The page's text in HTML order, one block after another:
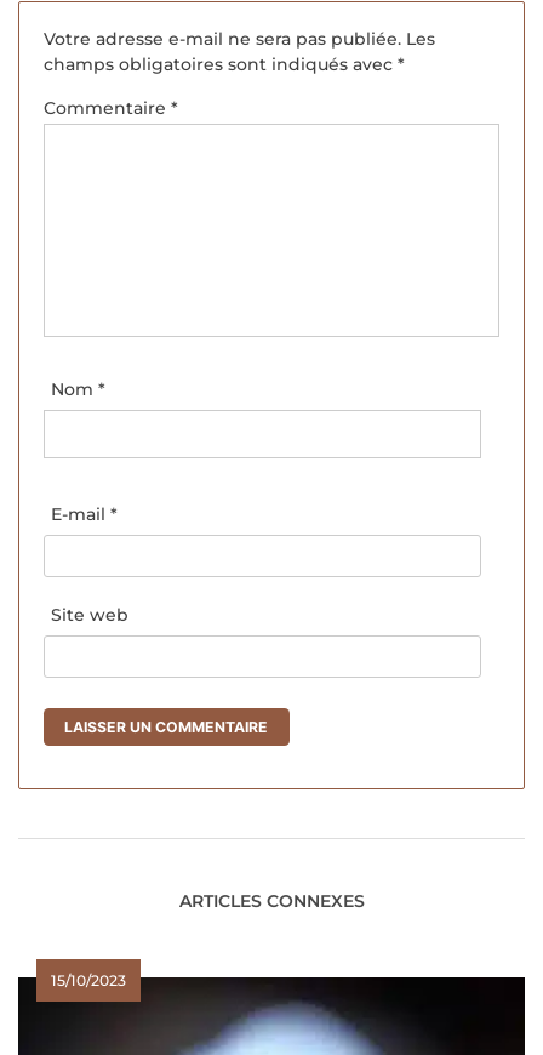
Votre adresse e-mail ne sera pas publiée. Les
champs obligatoires sont indiqués avec *
Commentaire *
Nom *
E-mail *
Site web
ARTICLES CONNEXES
15/10/2023